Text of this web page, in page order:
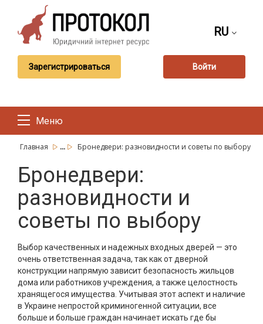
RU
Зарегистрироваться Войти
Меню
Главная ... Бронедвери: разновидности и советы по выбору
Бронедвери:
разновидности и
советы по выбору
Выбор качественных и надежных входных дверей — это
очень ответственная задача, так как от дверной
конструкции напрямую зависит безопасность жильцов
дома или работников учреждения, а также целостность
хранящегося имущества. Учитывая этот аспект и наличие
в Украине непростой криминогенной ситуации, все
больше и больше граждан начинает искать где бы